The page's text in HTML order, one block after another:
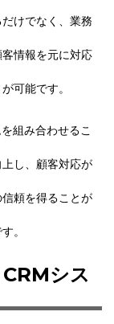
けでなく、業務
情報を元に対応
可能です。
組み合わせるこ
し、顧客対応が
頼を得ることが
。
シス